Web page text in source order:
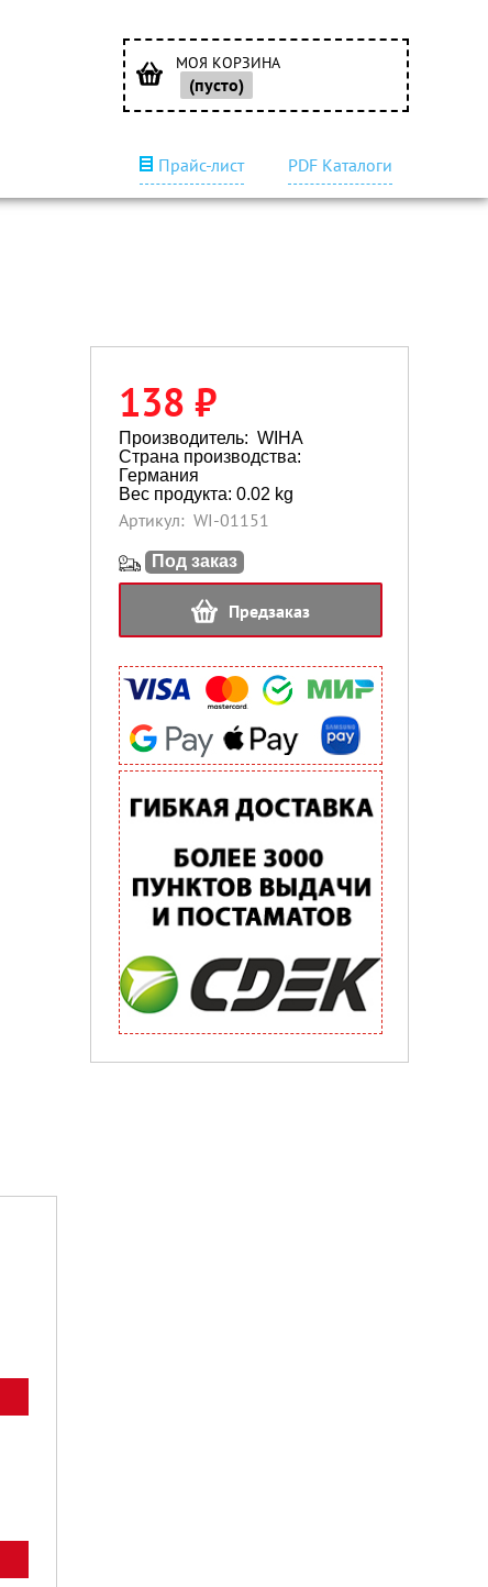
МОЯ КОРЗИНА
(пусто)
Прайс-лист PDF Каталоги
138 ₽
Производитель: WIHA
Страна производства:
Германия
Вес продукта: 0.02 kg
Артикул: WI-01151
Под заказ
Предзаказ